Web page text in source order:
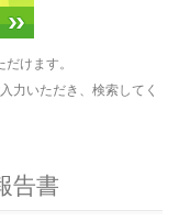
けます。
力いただき、検索してく
告書